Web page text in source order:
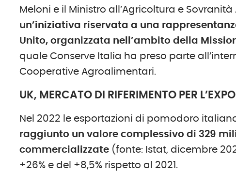
Meloni e il Ministro all’Agricoltura e
un’iniziativa riservata a una
Unito, organizzata nell’ambito della
quale Conserve Italia ha preso parte
Cooperative Agroalimentari.
UK, MERCATO DI RIFERIMENTO PER
Nel 2022 le esportazioni di pomodoro
raggiunto un valore complessivo di 329
commercializzate (fonte: Istat, dicembre
+26% e del +8,5% rispetto al 2021.